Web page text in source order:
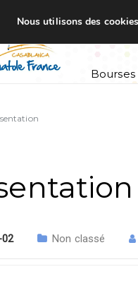
Non classé
Nous utilisons des